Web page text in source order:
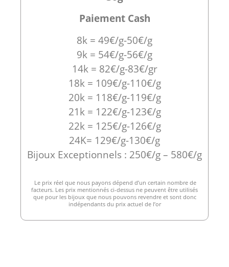
Paiement Cash
8k = 49€/g-50€/g
9k = 54€/g-56€/g
14k = 82€/g-83€/gr
18k = 109€/g-110€/g
20k = 118€/g-119€/g
21k = 122€/g-123€/g
22k = 125€/g-126€/g
24K= 129€/g-130€/g
Bijoux Exceptionnels : 250€/g – 580€/g
Le prix réel que nous payons dépend d’un certain nombre de
facteurs. Les prix mentionnés ci-dessus ne peuvent être utilisés
que pour les bijoux que nous pouvons revendre et sont donc
indépendants du prix actuel de l’or